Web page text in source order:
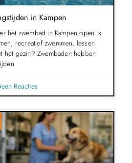
in Kampen
het zwembad in Kampen open is
recreatief zwemmen, lessen
het gezin? Zwembaden hebben
Reacties